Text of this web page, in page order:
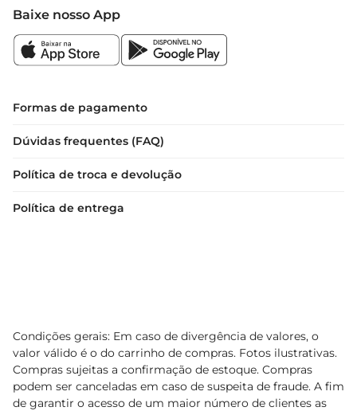
Baixe nosso App
Formas de pagamento
Dúvidas frequentes (FAQ)
Política de troca e devolução
Política de entrega
Condições gerais: Em caso de divergência de valores, o
valor válido é o do carrinho de compras. Fotos ilustrativas.
Compras sujeitas a confirmação de estoque. Compras
podem ser canceladas em caso de suspeita de fraude. A fim
de garantir o acesso de um maior número de clientes as